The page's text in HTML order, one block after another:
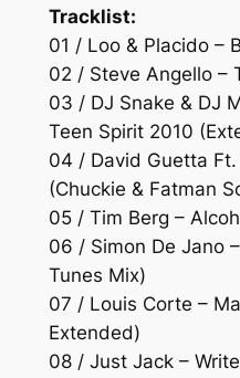
Tracklist:
01 / Loo & Placido –
02 / Steve Angello –
03 / DJ Snake & DJ
Teen Spirit 2010
04 / David Guetta
(Chuckie & Fatman
05 / Tim Berg –
06 / Simon De Jano
Tunes Mix)
07 / Louis Corte –
Extended)
08 / Just Jack –